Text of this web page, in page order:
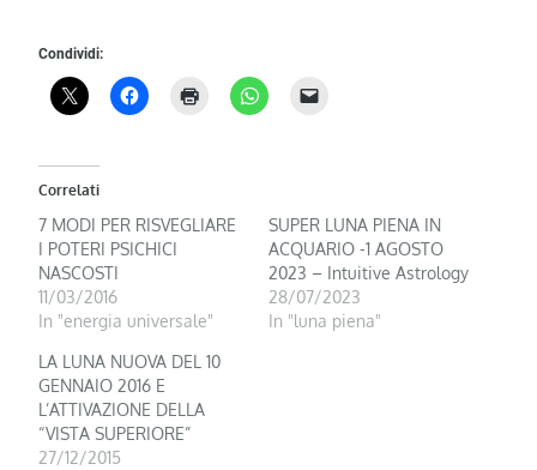
Condividi:
Correlati
7 MODI PER RISVEGLIARE
I POTERI PSICHICI
NASCOSTI
11/03/2016
In "energia universale"
SUPER LUNA PIENA IN
ACQUARIO -1 AGOSTO
2023 – Intuitive Astrology
28/07/2023
In "luna piena"
LA LUNA NUOVA DEL 10
GENNAIO 2016 E
L’ATTIVAZIONE DELLA
“VISTA SUPERIORE”
27/12/2015